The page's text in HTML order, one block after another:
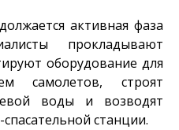
активная фаза
прокладывают
оборудование для
самолетов, строят
воды и возводят
станции.